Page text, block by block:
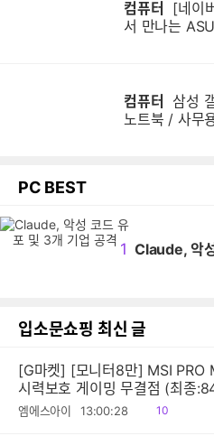
컴퓨터
서 만나는
컴퓨터
노트북 / 사무
PC BEST
1 Claude, 악
입소문쇼핑 최신 글
[G마켓] [모니터8만] MSI
시력보호 게이밍 무결점 (최종
엠에스아이 13:00:28
읽
10